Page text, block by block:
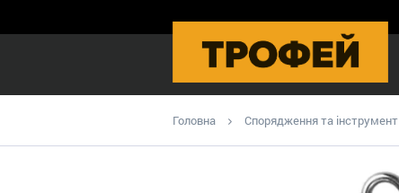
Головна Спорядження та інструмент